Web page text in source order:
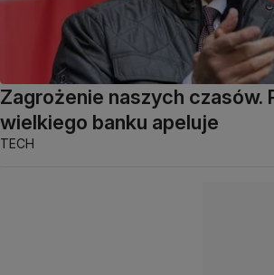
Zagrożenie naszych czasów.
wielkiego banku apeluje
TECH